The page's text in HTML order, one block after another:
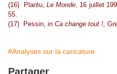
(16) Plantu, Le Monde, 16 juillet
55.
(17) Pessin, in Ca change tout !,
#Analyses sur la caricature
Partager